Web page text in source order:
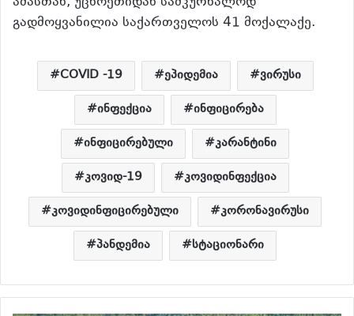
გადმოყვანილია საქართველოს 41 მოქალაქე.
COVID -19 ეპიდემია
ვირუსი
ინფექცია
ინფიცირება
ინფიცირებული
კარანტინი
კოვიდ-19
კოვიდინფექცია
კოვიდინფიცირებული
კორონავირუსი
პანდემია
სტაციონარი